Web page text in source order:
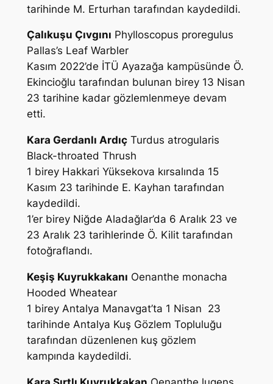
tarihinde M. Erturhan tarafından kaydedildi.
Çalıkuşu Çıvgını Phylloscopus proregulus
Pallas’s Leaf Warbler
Kasım 2022’de İTÜ Ayazağa kampüsünde Ö.
Ekincioğlu tarafından bulunan birey 13 Nisan
23 tarihine kadar gözlemlenmeye devam
etti.
Kara Gerdanlı Ardıç Turdus atrogularis
Black-throated Thrush
1 birey Hakkari Yüksekova kırsalında 15
Kasım 23 tarihinde E. Kayhan tarafından
kaydedildi.
1’er birey Niğde Aladağlar’da 6 Aralık 23 ve
23 Aralık 23 tarihlerinde Ö. Kilittarafından
fotoğraflandı.
Keşiş Kuyrukkakanı Oenanthe monacha
Hooded Wheatear
1 birey Antalya Manavgat’ta 1 Nisan 23
tarihinde Antalya Kuş Gözlem Topluluğu
tarafından düzenlenen kuş gözlem
kampında kaydedildi.